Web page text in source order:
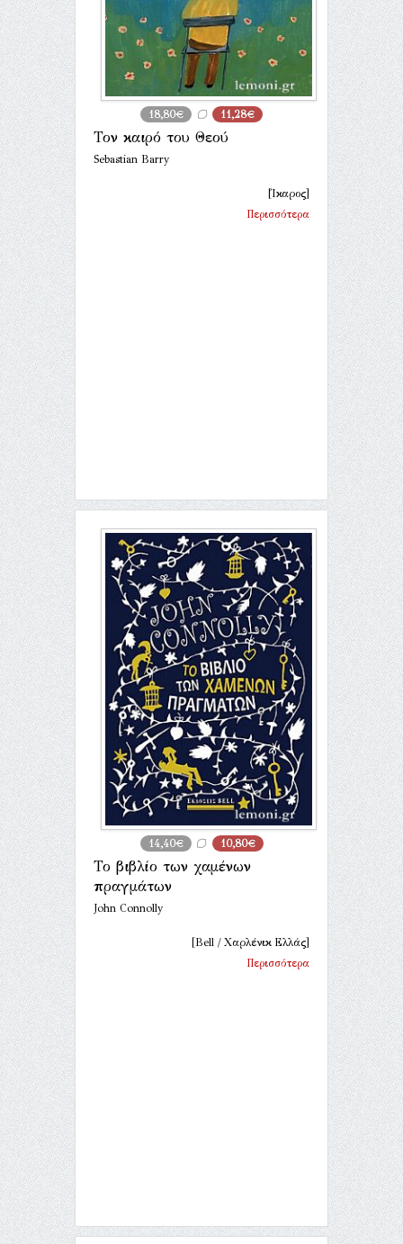
18,80€ 11,28€
Τον καιρό του Θεού
Sebastian Barry
[Ίκαρος]
Περισσότερα
14,40€ 10,80€
Το βιβλίο των χαμένων
πραγμάτων
John Connolly
[Bell / Χαρλένικ Ελλάς]
Περισσότερα